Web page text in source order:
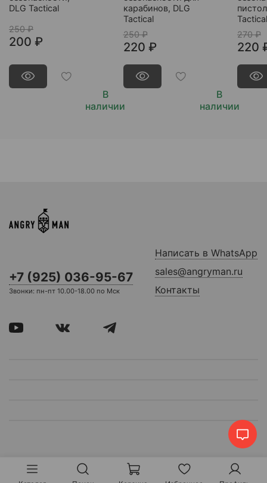
DLG Tactical
В
наличии
250 ₽
200 ₽
карабинов, DLG
Tactical
В
наличии
250 ₽
220 ₽
Tactical
270 ₽
220
+7 (925) 036-95-67
Звонки: пн-пт 10.00-18.00 по Мск
Написать в WhatsApp
sales@angryman.ru
Контакты